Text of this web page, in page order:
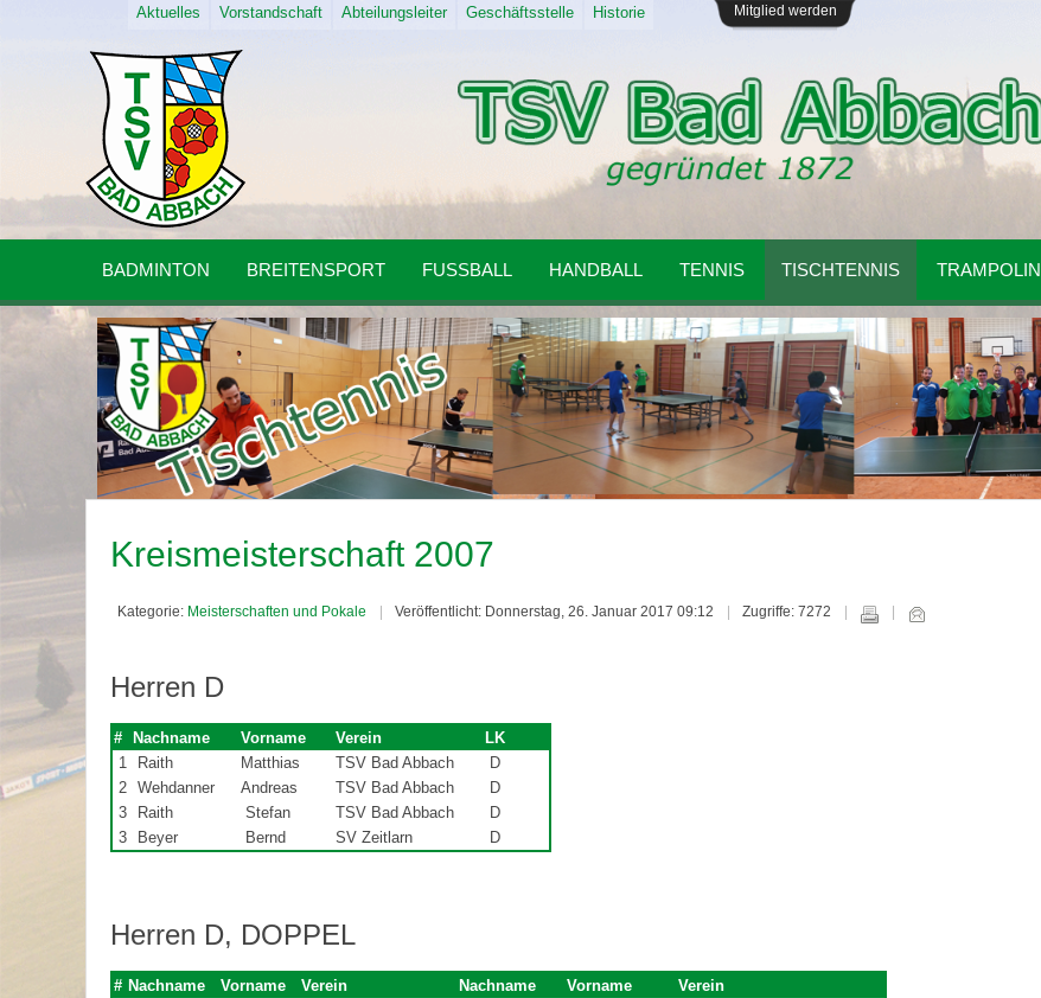
Mitglied werden
Aktuelles Vorstandschaft Abteilungsleiter Geschäftsstelle Historie
BADMINTON BREITENSPORT FUSSBALL HANDBALL TENNIS TISCHTENNIS TRAMPOLIN
Kreismeisterschaft 2007
Kategorie: Meisterschaften und Pokale Veröffentlicht: Donnerstag, 26. Januar 2017 09:12 Zugriffe: 7272
Herren D
# Nachname Vorname Verein
LK
1
Raith Matthias TSV Bad Abbach
D
2 Wehdanner Andreas TSV Bad Abbach
D
3
Raith Stefan TSV Bad Abbach
D
3
Beyer Bernd SV Zeitlarn D
Herren D, DOPPEL
# Nachname Vorname Verein Nachname Vorname
Verein